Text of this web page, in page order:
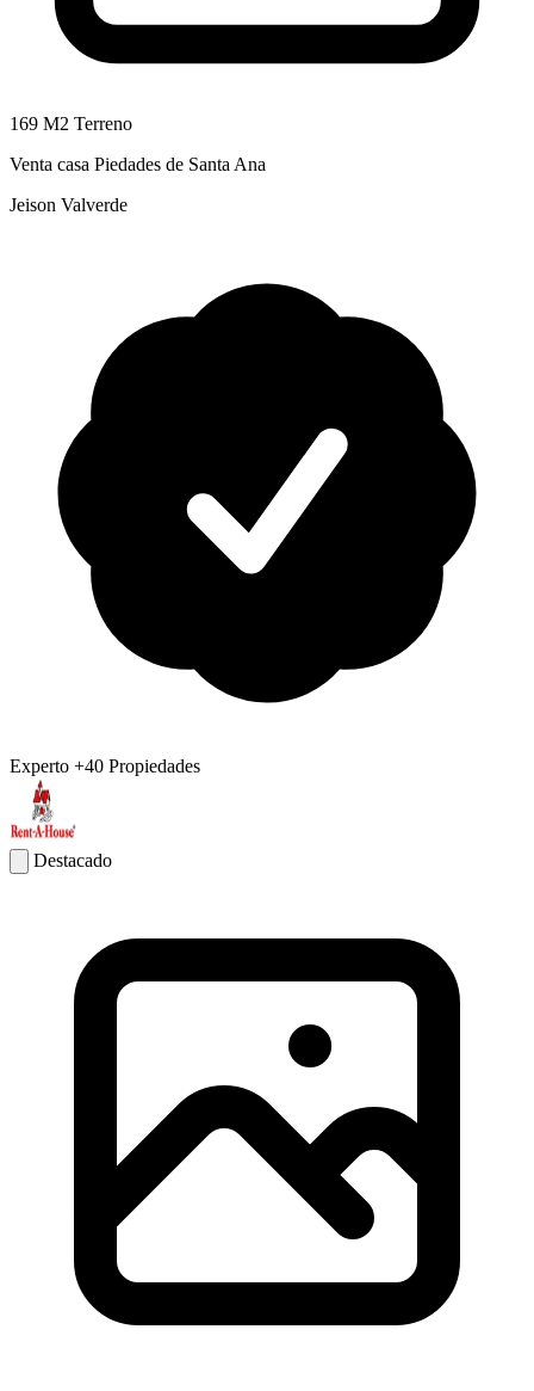
169 M2 Terreno
Venta casa Piedades de Santa Ana
Jeison Valverde
Experto +40 Propiedades
Destacado